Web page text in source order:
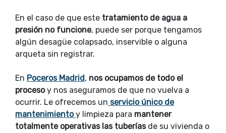
En el caso de que este tratamiento de agua a
presión no funcione, puede ser porque tengamos
algún desagüe colapsado, inservible o alguna
arqueta sin registrar.
En Poceros Madrid, nos ocupamos de todo el
procesoy nos aseguramos de que no vuelva a
ocurrir. Le ofrecemos un servicio único de
mantenimientoy limpieza para mantener
totalmente operativas las tuberías de su vivienda o